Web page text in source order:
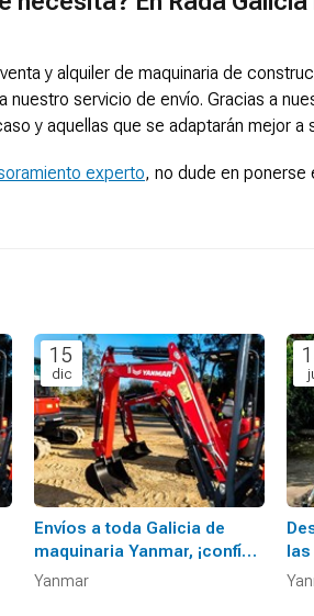
y alquiler de maquinaria de
servicio de envío. Gracias a
y aquellas que se adaptarán mejor a
experto, no dude en
15
dic
Envíos a toda Galicia de
maquinaria Yanmar, ¡confíe
en nosotros!
Yanmar